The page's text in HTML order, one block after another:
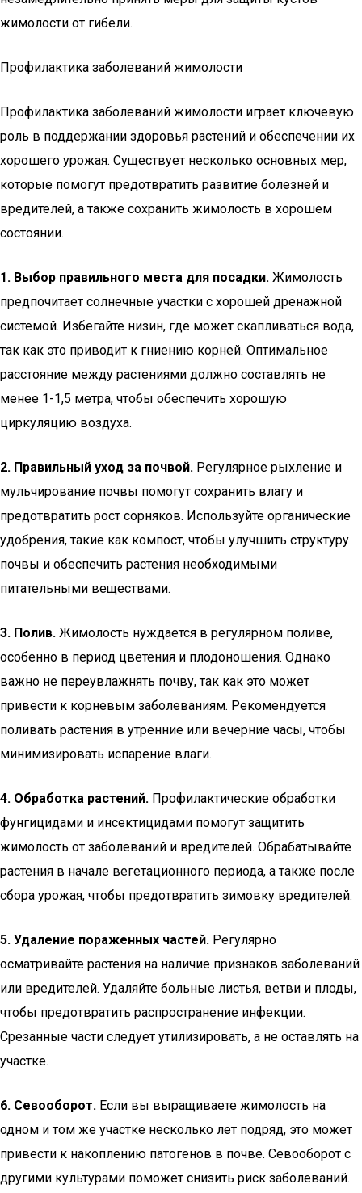
жимолости от гибели.
Профилактика заболеваний жимолости
Профилактика заболеваний жимолости играет ключевую
роль в поддержании здоровья растений и обеспечении их
хорошего урожая. Существует несколько основных мер,
которые помогут предотвратить развитие болезней и
вредителей, а также сохранить жимолость в хорошем
состоянии.
1. Выбор правильного места для посадки. Жимолость
предпочитает солнечные участки с хорошей дренажной
системой. Избегайте низин, где может скапливаться вода,
так как это приводит к гниению корней. Оптимальное
расстояние между растениями должно составлять не
менее 1-1,5 метра, чтобы обеспечить хорошую
циркуляцию воздуха.
2. Правильный уход за почвой. Регулярное рыхление и
мульчирование почвы помогут сохранить влагу и
предотвратить рост сорняков. Используйте органические
удобрения, такие как компост, чтобы улучшить структуру
почвы и обеспечить растения необходимыми
питательными веществами.
3. Полив. Жимолость нуждается в регулярном поливе,
особенно в период цветения и плодоношения. Однако
важно не переувлажнять почву, так как это может
привести к корневым заболеваниям. Рекомендуется
поливать растения в утренние или вечерние часы, чтобы
минимизировать испарение влаги.
4. Обработка растений. Профилактические обработки
фунгицидами и инсектицидами помогут защитить
жимолость от заболеваний и вредителей. Обрабатывайте
растения в начале вегетационного периода, а также после
сбора урожая, чтобы предотвратить зимовку вредителей.
5. Удаление пораженных частей. Регулярно
осматривайте растения на наличие признаков заболеваний
или вредителей. Удаляйте больные листья, ветви и плоды,
чтобы предотвратить распространение инфекции.
Срезанные части следует утилизировать, а не оставлять на
участке.
6. Севооборот. Если вы выращиваете жимолость на
одном и том же участке несколько лет подряд, это может
привести к накоплению патогенов в почве. Севооборот с
другими культурами поможет снизить риск заболеваний.